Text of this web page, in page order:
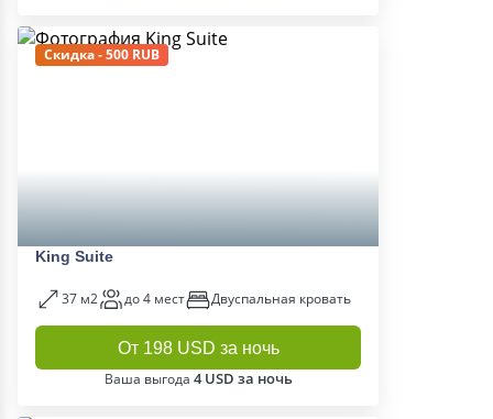
Скидка - 500 RUB
King Suite
37 м2 до 4 мест Двуспальная кровать
От 198 USD за ночь
Ваша выгода 4 USD за ночь